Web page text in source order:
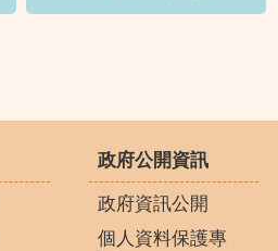
政府公開資訊
政府資訊公開
個人資料保護專